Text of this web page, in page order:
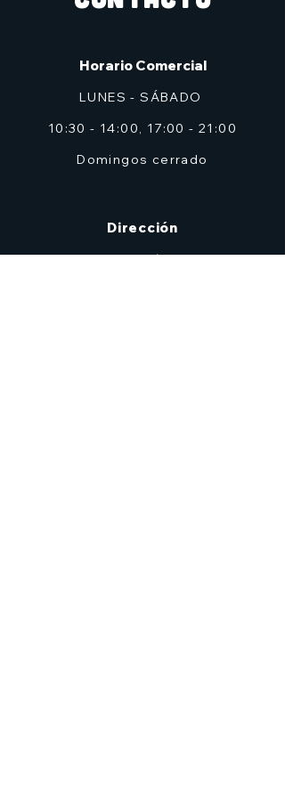
Horario Comercial
LUNES - SÁBADO
10:30 - 14:00, 17:00 - 21:00
Domingos cerrado
Dirección
C/ Don Alfonso Palazón Clemares, nº 4